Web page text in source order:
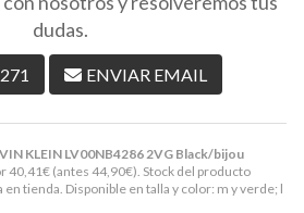
KLEIN LV00NB4286 2VG Black/bijou
40,41€ (antes 44,90€). Stock del producto
tienda. Disponible en talla y color: m y verde; l
dudas.
ENVIAR EMAIL